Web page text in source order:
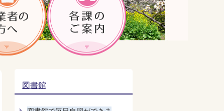
図書館